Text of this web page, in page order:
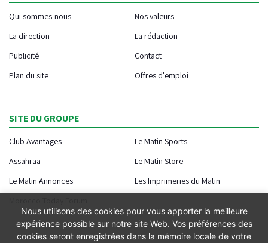
Qui sommes-nous
Nos valeurs
La direction
La rédaction
Publicité
Contact
Plan du site
Offres d'emploi
SITE DU GROUPE
Club Avantages
Le Matin Sports
Assahraa
Le Matin Store
Le Matin Annonces
Les Imprimeries du Matin
Nous utilisons des cookies pour vous apporter la meilleure
expérience possible sur notre site Web. Vos préférences des
cookies seront enregistrées dans la mémoire locale de votre